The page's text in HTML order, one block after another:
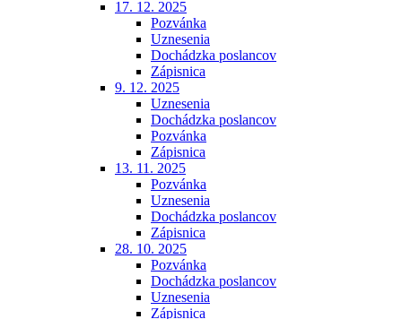
17. 12. 2025
Pozvánka
Uznesenia
Dochádzka poslancov
Zápisnica
9. 12. 2025
Uznesenia
Dochádzka poslancov
Pozvánka
Zápisnica
13. 11. 2025
Pozvánka
Uznesenia
Dochádzka poslancov
Zápisnica
28. 10. 2025
Pozvánka
Dochádzka poslancov
Uznesenia
Zápisnica